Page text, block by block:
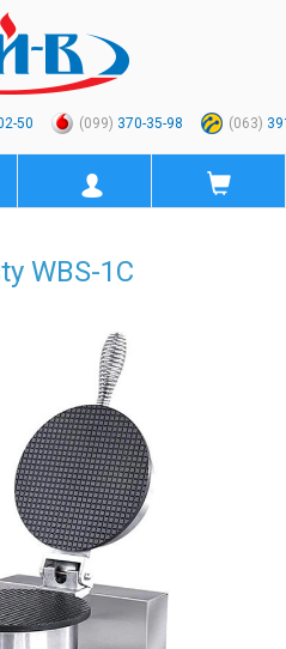
50 (099) 370-35-98 (063)
WBS-1C